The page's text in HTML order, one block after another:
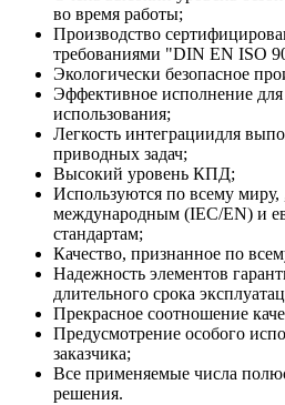
во время работы;
Производство
требованиями "DIN EN ISO
Экологически безопасное
Эффективное исполнение
использования;
Легкость интеграциидля
приводных задач;
Высокий уровень КПД;
Используются по всему миру,
международным (IEC/EN) и
стандартам;
Качество, признанное по
Надежность элементов
длительного срока
Прекрасное соотношение
Предусмотрение особого
заказчика;
Все применяемые числа
решения.